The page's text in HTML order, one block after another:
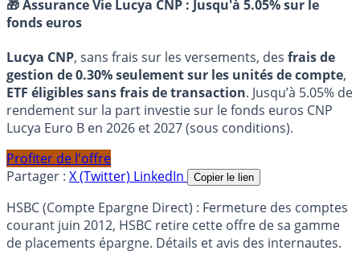
🎁 Assurance Vie Lucya CNP : Jusqu'à 5.05% sur le
fonds euros
Lucya CNP, sans frais sur les versements, des frais de
gestion de 0.30% seulement sur les unités de compte,
ETF éligibles sans frais de transaction. Jusqu’à 5.05% de
rendement sur la part investie sur le fonds euros CNP
Lucya Euro B en 2026 et 2027 (sous conditions).
Profiter de l'offre
Partager : X (Twitter) LinkedIn Copier le lien
HSBC (Compte Epargne Direct) : Fermeture des comptes
courant juin 2012, HSBC retire cette offre de sa gamme
de placements épargne. Détails et avis des internautes.